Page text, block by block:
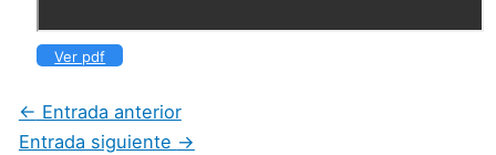
Ver pdf
← Entrada anterior
Entrada siguiente →